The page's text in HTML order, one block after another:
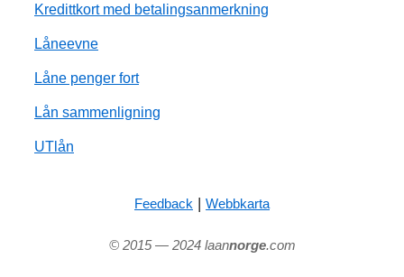
Kredittkort med betalingsanmerkning
Låneevne
Låne penger fort
Lån sammenligning
UTlån
Feedback | Webbkarta
© 2015 — 2024 laannorge.com